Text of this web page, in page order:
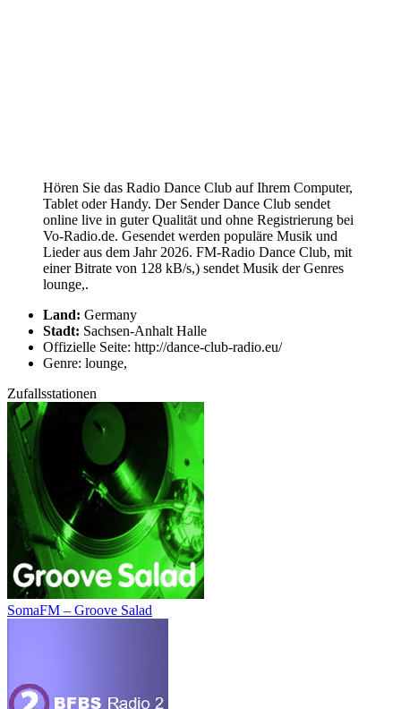
Hören Sie das Radio Dance Club auf Ihrem Computer,
Tablet oder Handy. Der Sender Dance Club sendet
online live in guter Qualität und ohne Registrierung bei
Vo-Radio.de. Gesendet werden populäre Musik und
Lieder aus dem Jahr 2026. FM-Radio Dance Club, mit
einer Bitrate von 128 kB/s,) sendet Musik der Genres
lounge,.
Land: Germany
Stadt: Sachsen-Anhalt Halle
Offizielle Seite: http://dance-club-radio.eu/
Genre: lounge,
Zufallsstationen
SomaFM – Groove Salad